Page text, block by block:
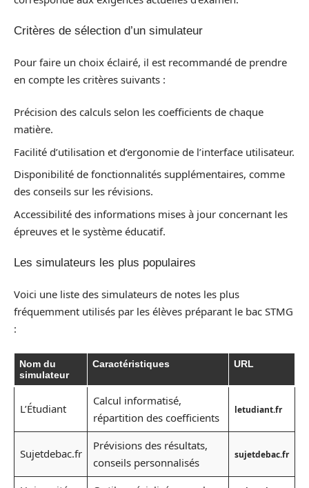
Critères de sélection d’un simulateur
Pour faire un choix éclairé, il est recommandé de prendre
en compte les critères suivants :
Précision des calculs selon les coefficients de chaque
matière.
Facilité d’utilisation et d’ergonomie de l’interface utilisateur.
Disponibilité de fonctionnalités supplémentaires, comme
des conseils sur les révisions.
Accessibilité des informations mises à jour concernant les
épreuves et le système éducatif.
Les simulateurs les plus populaires
Voici une liste des simulateurs de notes les plus
fréquemment utilisés par les élèves préparant le bac STMG
:
Nom du
simulateur
Caractéristiques URL
L’Étudiant
Calcul informatisé,
répartition des coefficients
letudiant.fr
Sujetdebac.fr
Prévisions des résultats,
conseils personnalisés
sujetdebac.fr